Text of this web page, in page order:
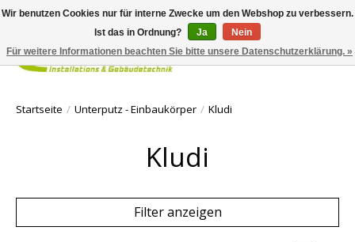
Ihr
Startseite / Unterputz - Einbaukörper / Kludi
Kludi
Filter anzeigen
Wir benutzen Cookies nur für interne Zwecke um den Webshop zu verbessern.
Ist das in Ordnung?
Ja
Nein
Für weitere Informationen beachten Sie bitte unsere Datenschutzerklärung. »